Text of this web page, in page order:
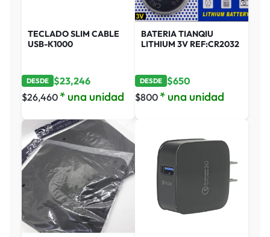
TECLADO SLIM CABLE
USB-K1000
DESDE $23,246
$26,460 * una unidad
BATERIA TIANQIU
LITHIUM 3V REF:CR2032
DESDE $650
$800 * una unidad